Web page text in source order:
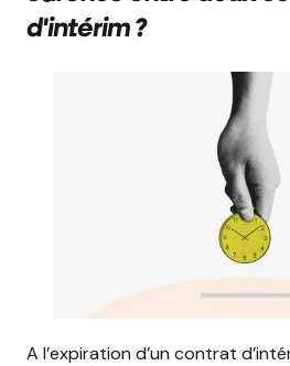
d'intérim ?
A l’expiration d’un contrat